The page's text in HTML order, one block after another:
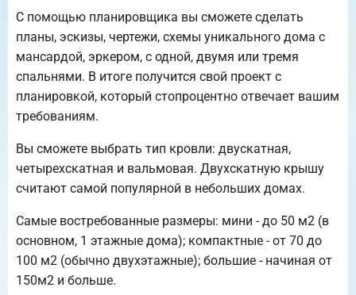
С помощью планировщика вы сможете сделать
планы, эскизы, чертежи, схемы уникального дома с
мансардой, эркером, с одной, двумя или тремя
спальнями. В итоге получится свой проект с
планировкой, который стопроцентно отвечает вашим
требованиям.
Вы сможете выбрать тип кровли: двускатная,
четырехскатная и вальмовая. Двухскатную крышу
считают самой популярной в небольших домах.
Самые востребованные размеры: мини - до 50 м2 (в
основном, 1 этажные дома); компактные - от 70 до
100 м2 (обычно двухэтажные); большие - начиная от
150м2 и больше.